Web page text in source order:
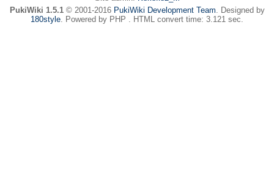
PukiWiki 1.5.1© 2001-2016 PukiWiki Development Team. Designed by
180style. Powered by PHP . HTML convert time: 3.121 sec.